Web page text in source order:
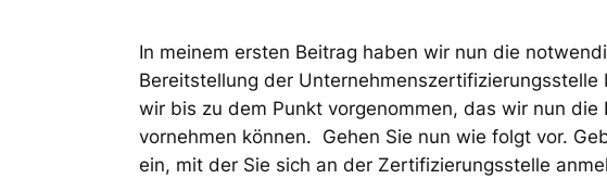
In meinem ersten Beitrag haben wir nun die
Bereitstellung der
wir bis zu dem Punkt vorgenommen, das wir nun
vornehmen können. Gehen Sie nun wie folgt vor.
ein, mit der Sie sich an der Zertifizierungsstelle